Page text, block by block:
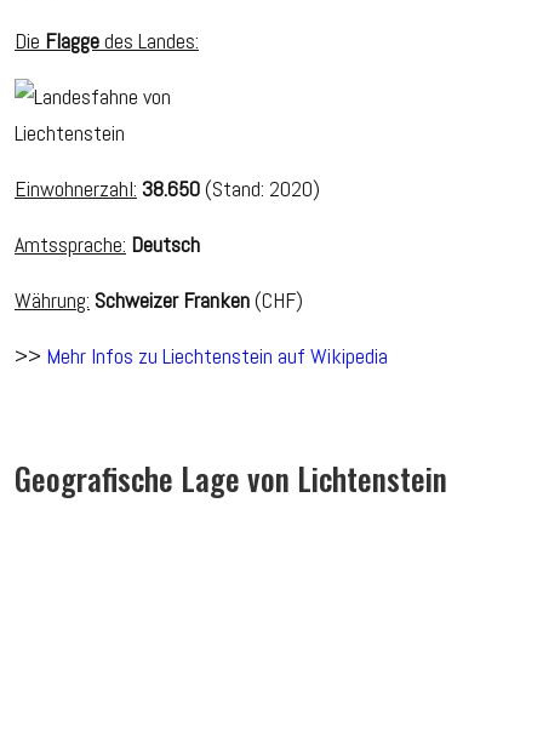
Die Flaggedes Landes:
Einwohnerzahl: 38.650(Stand: 2020)
Amtssprache: Deutsch
Währung: Schweizer Franken(CHF)
>> Mehr Infos zu Liechtenstein auf Wikipedia
Geografische Lage von Lichtenstein